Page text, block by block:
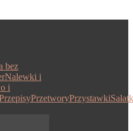
bez
Nalewki i
i
PrzetworyPrzystawki